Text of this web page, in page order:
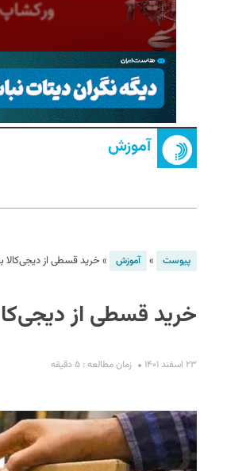
آموزش
پیوست » آموزش » خرید قسطی از
خرید قسطی از
۲۳ اسفند ۱۴۰۱ زمان مطالعه : ۵ دقیقه